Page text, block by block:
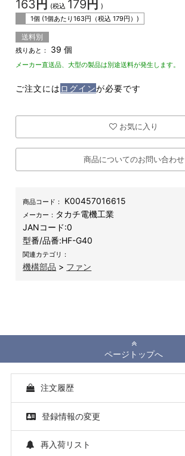
163 円 (税込 179円 )
1個 (1個あたり163円（税込179円）)
送料別
残りあと： 39 個
メーカー直送品、大型の製品は別途送料が発生します。
ご注文には ログインが必要です
お気に入り
商品についてのお問い合わせ
商品コード： K00457016615
メーカー： タカチ電機工業
JANコード:0
型番/品番:HF-G40
関連カテゴリ：
機構部品 > ファン
ページトップへ
注文履歴
登録情報の変更
再入荷リスト